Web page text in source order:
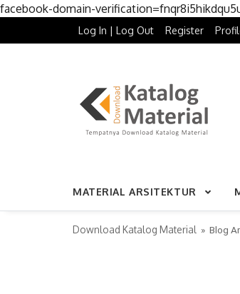
facebook-domain-
Log In | Log Out Register
MATERIAL ARSITEKTUR
Download Katalog Material » Blog